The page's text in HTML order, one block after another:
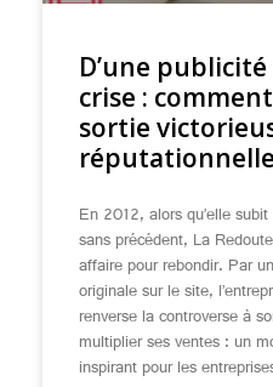
D’une
crise :
sortie
réputationnelle
En 2012, alors qu’elle
sans précédent, La
affaire pour rebondir. Par
originale sur le site,
renverse la controverse à
multiplier ses ventes : un
inspirant pour les